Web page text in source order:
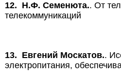
12. Н.Ф. Семенюта.. От
телекоммуникаций
13. Евгений Москатов..
электропитания,